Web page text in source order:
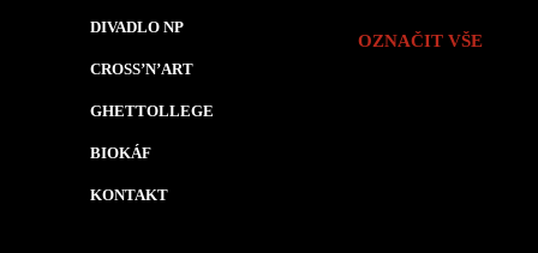
DIVADLO NP
CROSS’N’ART
GHETTOLLEGE
BIOKÁF
KONTAKT
OZNAČIT VŠE